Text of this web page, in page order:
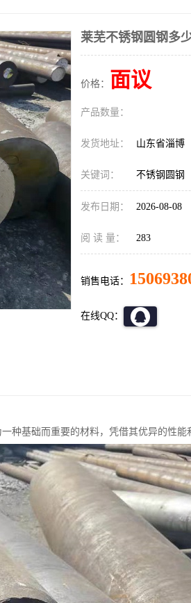
莱芜不锈钢圆钢多
价格： 面议
产品数量：
发货地址： 山东省淄博
关键词： 不锈钢圆钢
发布日期： 2026-08-08
阅 读 量： 283
销售电话：
在线QQ：
种基础而重要的材料，凭借其优异的性